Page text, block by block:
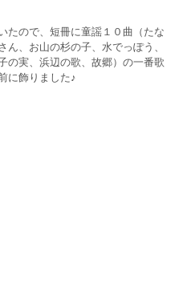
たので、短冊に童謡１０曲（たな
、お山の杉の子、水でっぽう、
の実、浜辺の歌、故郷）の一番歌
に飾りました♪